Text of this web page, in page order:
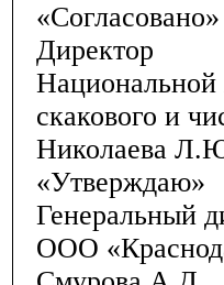
«Согласовано»
Директор
Национальной
скакового и
Николаева
«Утверждаю»
Генеральный
ООО